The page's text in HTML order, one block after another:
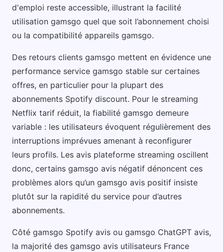
d'emploi reste accessible, illustrant la facilité
utilisation gamsgo quel que soit l’abonnement choisi
ou la compatibilité appareils gamsgo.
Des retours clients gamsgo mettent en évidence une
performance service gamsgo stable sur certaines
offres, en particulier pour la plupart des
abonnements Spotify discount. Pour le streaming
Netflix tarif réduit, la fiabilité gamsgo demeure
variable : les utilisateurs évoquent régulièrement des
interruptions imprévues amenant à reconfigurer
leurs profils. Les avis plateforme streaming oscillent
donc, certains gamsgo avis négatif dénoncent ces
problèmes alors qu’un gamsgo avis positif insiste
plutôt sur la rapidité du service pour d’autres
abonnements.
Côté gamsgo Spotify avis ou gamsgo ChatGPT avis,
la majorité des gamsgo avis utilisateurs France